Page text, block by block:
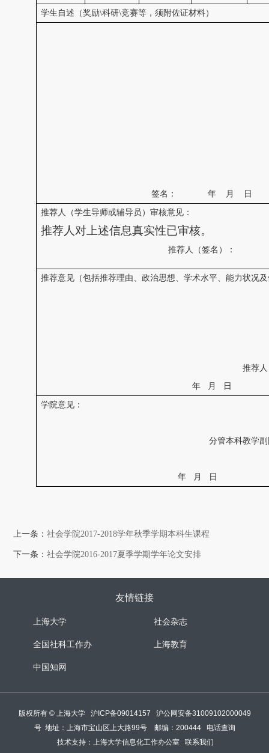
学生自述（奖励\科研\竞赛等，须附佐证材料）
签名： 年 月 日
推荐人（学生导师或辅导员）审核意见：
推荐人对上述信息真实性已审核。
推荐人（签名）：
推荐意见（包括推荐理由、政治思想、学术水平、能力状况
推荐人
年
月 日
学院意见：
分管本科教学
年
月 日
上一条：社会学院2017-2018学年秋季学期本科生课程
下一条：社会学院2016-2017夏季学期学年论文安排
友情链接
上海大学 社会杂志
全国社科工作办 上海教育
中国知网
版权所有 ©上海大学 沪ICP备09014157
沪公网安备31009102000049
号地址：上海市宝山区上大路99号 邮编：200444
电话查询
技术支持： 上海大学信息化工作办公室 联系我们